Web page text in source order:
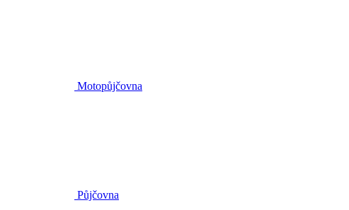
Motopůjčovna
Půjčovna